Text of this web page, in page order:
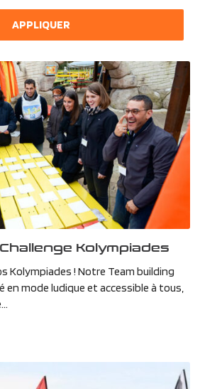
APPLIQUER
Kolympiades
Kolympiades ! Notre Team building
en mode ludique et accessible à tous,